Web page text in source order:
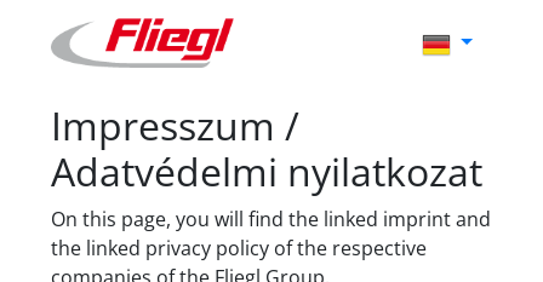
Impresszum /
Adatvédelmi nyilatkozat
On this page, you will find the linked imprint and
the linked privacy policy of the respective